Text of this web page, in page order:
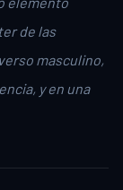
de las
masculino,
y en una